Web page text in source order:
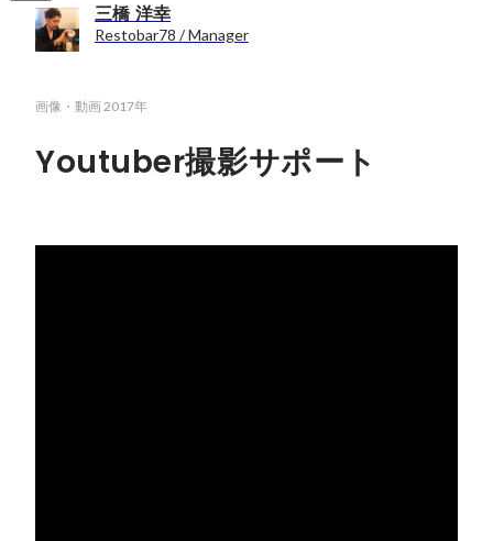
三橋 洋幸
Restobar78 / Manager
画像・動画2017年
Youtuber撮影サポート